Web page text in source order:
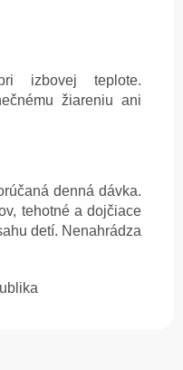
izbovej teplote.
žiareniu ani
denná dávka.
tehotné a dojčiace
detí. Nenahrádza